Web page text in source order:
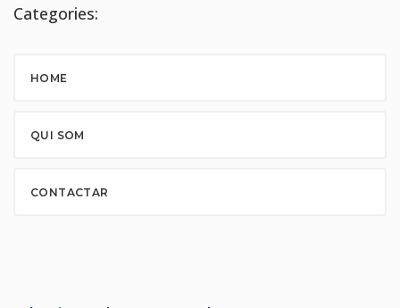
Categories:
HOME
QUI SOM
CONTACTAR